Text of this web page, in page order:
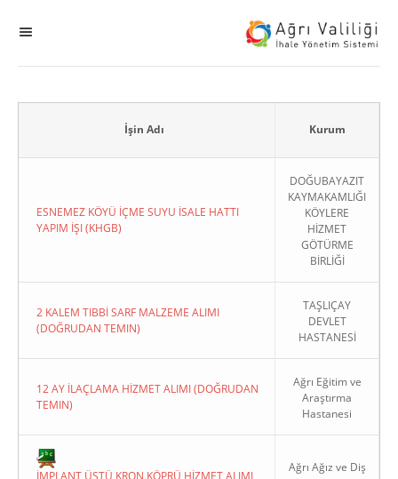
Sodes
Okul
Kapat
İşin Adı Kurum
ESNEMEZ KÖYÜ İÇME SUYU İSALE HATTI
YAPIM İŞI (KHGB)
DOĞUBAYAZIT
KAYMAKAMLIĞI
KÖYLERE
HİZMET
GÖTÜRME
BİRLİĞİ
2 KALEM TIBBİ SARF MALZEME ALIMI
(DOĞRUDAN TEMIN)
TAŞLIÇAY
DEVLET
HASTANESİ
12 AY İLAÇLAMA HİZMET ALIMI (DOĞRUDAN
TEMIN)
Ağrı Eğitim ve
Araştırma
Hastanesi
İMPLANT ÜSTÜ KRON KÖPRÜ HİZMET ALIMI
Ağrı Ağız ve Diş